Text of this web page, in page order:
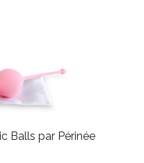
Balls par Périnée